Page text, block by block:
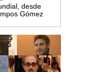
desde
Gómez